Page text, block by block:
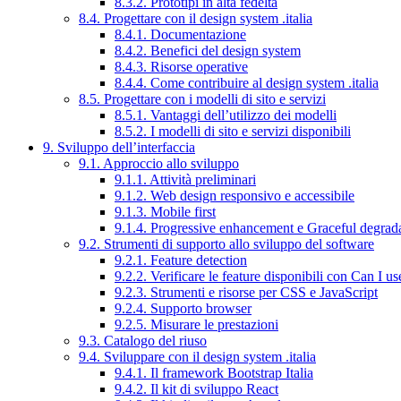
8.4. Progettare con il design system .italia
8.4.1. Documentazione
8.4.2. Benefici del design system
8.4.3. Risorse operative
8.4.4. Come contribuire al design system .italia
8.5. Progettare con i modelli di sito e servizi
8.5.1. Vantaggi dell’utilizzo dei modelli
8.5.2. I modelli di sito e servizi disponibili
9. Sviluppo dell’interfaccia
9.1. Approccio allo sviluppo
9.1.1. Attività preliminari
9.1.2. Web design responsivo e accessibile
9.1.3. Mobile first
9.1.4. Progressive enhancement e Graceful
9.2. Strumenti di supporto allo sviluppo del software
9.2.1. Feature detection
9.2.2. Verificare le feature disponibili con Can I
9.2.3. Strumenti e risorse per CSS e JavaScript
9.2.4. Supporto browser
9.2.5. Misurare le prestazioni
9.3. Catalogo del riuso
9.4. Sviluppare con il design system .italia
9.4.1. Il framework Bootstrap Italia
9.4.2. Il kit di sviluppo React